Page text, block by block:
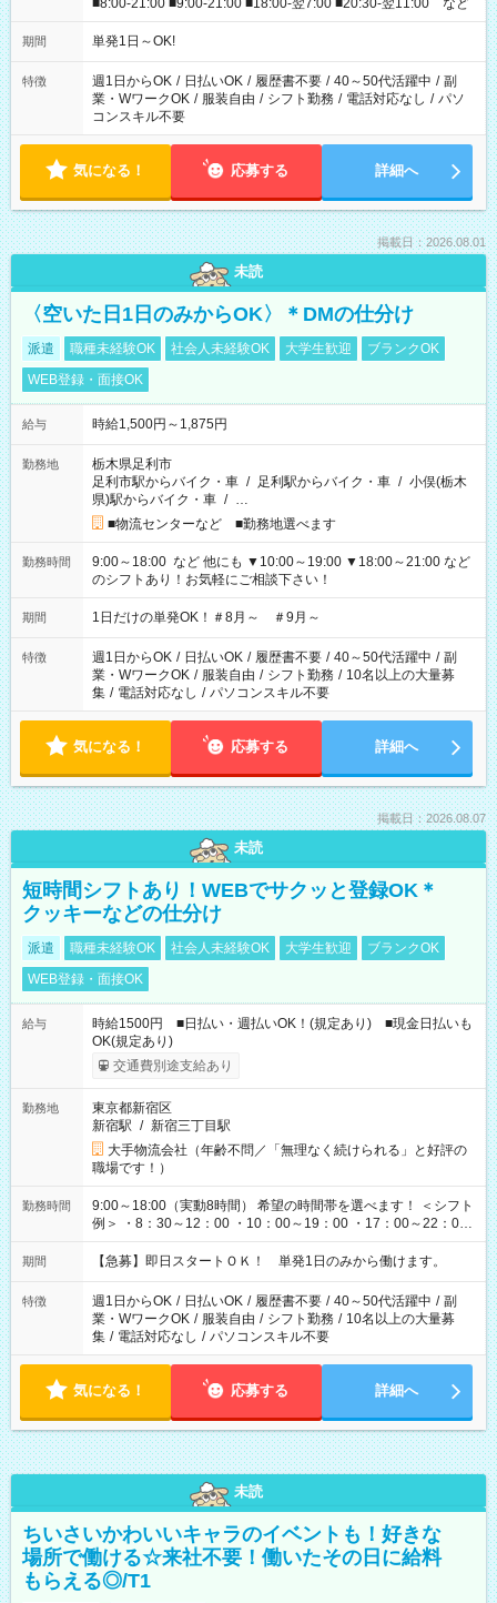
■8:00-21:00 ■9:00-21:00 ■18:00-翌7:00 ■20:30-翌11:00 など
期間 単発1日～OK!
特徴 週1日からOK / 日払いOK / 履歴書不要 / 40～50代活躍中 / 副
業・WワークOK / 服装自由 / シフト勤務 / 電話対応なし / パソ
コンスキル不要
気になる！ 応募する 詳細へ
掲載日：2026.08.01
未読
〈空いた日1日のみからOK〉＊DMの仕分け
派遣 職種未経験OK 社会人未経験OK 大学生歓迎
ブランクOK
WEB登録・面接OK
給与 時給1,500円～1,875円
勤務地
栃木県足利市
足利市駅からバイク・車 / 足利駅からバイク・車 / 小俣(栃木
県)駅からバイク・車 / …
■物流センターなど ■勤務地選べます
勤務時間
9:00～18:00 など 他にも ▼10:00～19:00 ▼18:00～21:00 など
のシフトあり！お気軽にご相談下さい！
期間 1日だけの単発OK！＃8月～ ＃9月～
特徴 週1日からOK / 日払いOK / 履歴書不要 / 40～50代活躍中 / 副
業・WワークOK / 服装自由 / シフト勤務 / 10名以上の大量募
集 / 電話対応なし / パソコンスキル不要
気になる！ 応募する 詳細へ
掲載日：2026.08.07
未読
短時間シフトあり！WEBでサクッと登録OK＊
クッキーなどの仕分け
派遣 職種未経験OK 社会人未経験OK 大学生歓迎
ブランクOK
WEB登録・面接OK
給与
時給1500円 ■日払い・週払いOK！(規定あり) ■現金日払いも
OK(規定あり)
交通費別途支給あり
勤務地
東京都新宿区
新宿駅 / 新宿三丁目駅
大手物流会社（年齢不問／「無理なく続けられる」と好評の
職場です！）
勤務時間
9:00～18:00（実動8時間） 希望の時間帯を選べます！ ＜シフト
例＞ ・8：30～12：00 ・10：00～19：00 ・17：00～22：00
・13：00～22：00 ・22：00～翌6：00 など
期間 【急募】即日スタートＯＫ！ 単発1日のみから働けます。
特徴 週1日からOK / 日払いOK / 履歴書不要 / 40～50代活躍中 / 副
業・WワークOK / 服装自由 / シフト勤務 / 10名以上の大量募
集 / 電話対応なし / パソコンスキル不要
気になる！ 応募する 詳細へ
未読
ちいさいかわいいキャラのイベントも！好きな
場所で働ける☆来社不要！働いたその日に給料
もらえる◎/T1